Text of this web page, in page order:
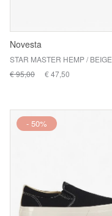
Novesta
STAR MASTER HEMP / BEIGE
€ 95,00
€ 47,50
- 50%